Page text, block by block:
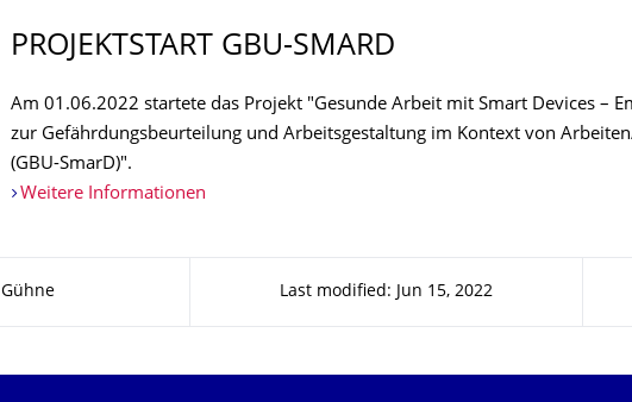
PROJEKTSTART GBU-SMARD
Am 01.06.2022 startete das Projekt "Gesunde Arbeit mit Smart Devices –
zur Gefährdungsbeurtei­lung und Arbeitsgestaltung im Kontext von
(GBU-SmarD)".
Weitere Informationen
Last modified: Jun 15, 2022